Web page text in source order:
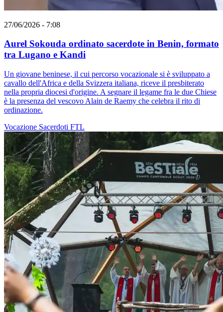
27/06/2026 - 7:08
Aurel Sokouda ordinato sacerdote in Benin, formato
tra Lugano e Kandi
Un giovane beninese, il cui percorso vocazionale si è sviluppato a
cavallo dell'Africa e della Svizzera italiana, riceve il presbiterato
nella propria diocesi d'origine. A segnare il legame fra le due Chiese
è la presenza del vescovo Alain de Raemy che celebra il rito di
ordinazione.
Vocazione Sacerdoti FTL